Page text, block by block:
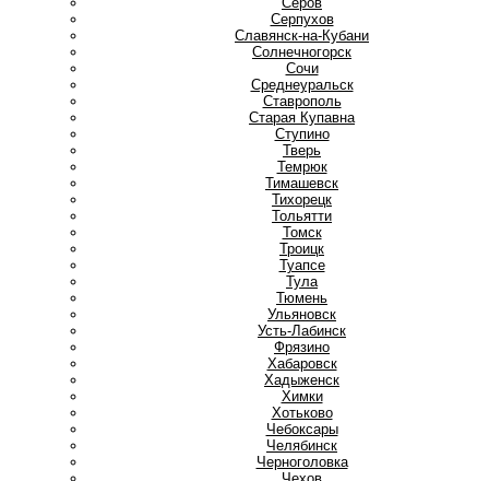
Серпухов
Славянск-на-Кубани
Солнечногорск
Сочи
Среднеуральск
Ставрополь
Старая Купавна
Ступино
Тверь
Темрюк
Тимашевск
Тихорецк
Тольятти
Томск
Троицк
Туапсе
Тула
Тюмень
Ульяновск
Усть-Лабинск
Фрязино
Хабаровск
Хадыженск
Химки
Хотьково
Чебоксары
Челябинск
Черноголовка